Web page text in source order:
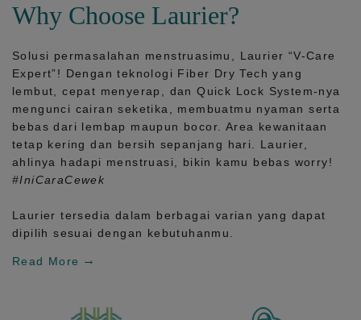
Why Choose Laurier?
Solusi permasalahan menstruasimu, Laurier “V-Care
Expert”! Dengan teknologi Fiber Dry Tech yang
lembut, cepat menyerap, danQuick Lock System-nya
mengunci cairan seketika, membuatmu nyaman serta
bebas dari lembap maupun bocor. Area kewanitaan
tetap kering dan bersih sepanjang hari.
Laurier,
ahlinya hadapi menstruasi, bikin kamu bebas worry!
#IniCaraCewek
Laurier tersedia dalam berbagai varian yang dapat
dipilih sesuai dengan kebutuhanmu.
Read More